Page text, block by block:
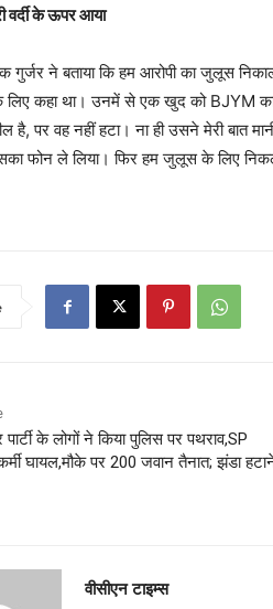
वर्दी के ऊपर आया
गुर्जर ने बताया कि हम आरोपी का जुलूस
कहा था। उनमें से एक खुद को BJYM का
है, पर वह नहीं हटा। ना ही उसने मेरी बात
फोन ले लिया। फिर हम जुलूस के लिए
पार्टी के लोगों ने किया पुलिस पर पथराव,SP
घायल,मौके पर 200 जवान तैनात; झंडा
वीसीएन टाइम्स